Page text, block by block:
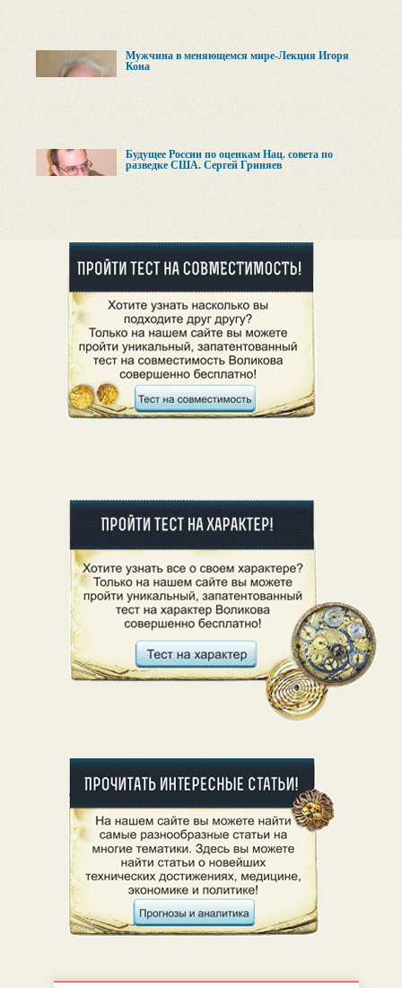
Мужчина в меняющемся мире-Лекция Игоря
Кона
Будущее России по оценкам Нац. совета по
разведке США. Сергей Гриняев